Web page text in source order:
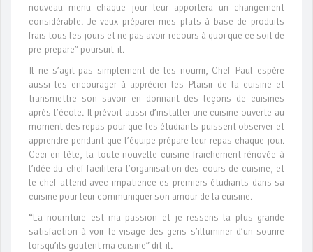
nouveau menu chaque jour leur apportera un changement
considérable. Je veux préparer mes plats à base de produits
frais tous les jours et ne pas avoir recours à quoi que ce soit de
pre-prepare” poursuit-il.
Il ne s’agit pas simplement de les nourrir, Chef Paul espère
aussi les encourager à apprécier les Plaisir de la cuisine et
transmettre son savoir en donnant des leçons de cuisines
après l’école. Il prévoit aussi d’installer une cuisine ouverte au
moment des repas pour que les étudiants puissent observer et
apprendre pendant que l’équipe prépare leur repas chaque jour.
Ceci en tête, la toute nouvelle cuisine fraichement rénovée à
l’idée du chef facilitera l’organisation des cours de cuisine, et
le chef attend avec impatience es premiers étudiants dans sa
cuisine pour leur communiquer son amour de la cuisine.
“La nourriture est ma passion et je ressens la plus grande
satisfaction à voir le visage des gens s’illuminer d’un sourire
lorsqu’ils goutent ma cuisine” dit-il.